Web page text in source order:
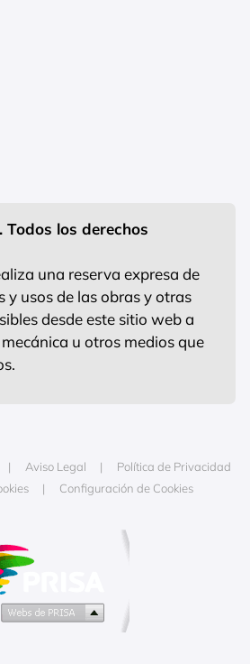
Todos los derechos
una reserva expresa de
y usos de las obras y otras
desde este sitio web a
u otros medios que
Aviso Legal
Política de Privacidad
Configuración de Cookies